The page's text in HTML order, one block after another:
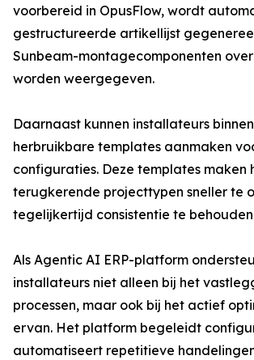
voorbereid in OpusFlow, wordt
gestructureerde artikellijst
Sunbeam-montagecomponenten
worden weergegeven.
Daarnaast kunnen installateurs
herbruikbare templates aanmaken
configuraties. Deze templates maken
terugkerende projecttypen sneller te
tegelijkertijd consistentie te behouden
Als Agentic AI ERP-platform
installateurs niet alleen bij het
processen, maar ook bij het actief
ervan. Het platform begeleidt
automatiseert repetitieve